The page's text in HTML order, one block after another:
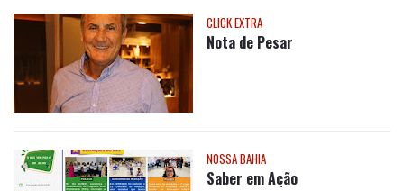
CLICK EXTRA
Nota de Pesar
NOSSA BAHIA
Saber em Ação